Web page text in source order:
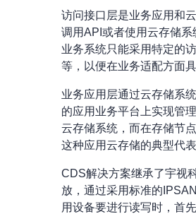
访问接口层是业务应用和
调用API或者使用云存储
业务系统只能采用特定的
等，以便在业务适配方面
业务应用层通过云存储系
的应用业务平台上实现管
云存储系统，而在存储节
这种应用云存储的典型代表
CDS解决方案继承了宇视
放，通过采用标准的
用设备要进行读写时，首